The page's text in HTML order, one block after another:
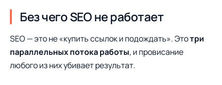
Без чего SEO не работает
SEO — это не «купить ссылок и подождать». Этотри
параллельных потока работы, и провисание
любого из них убивает результат.